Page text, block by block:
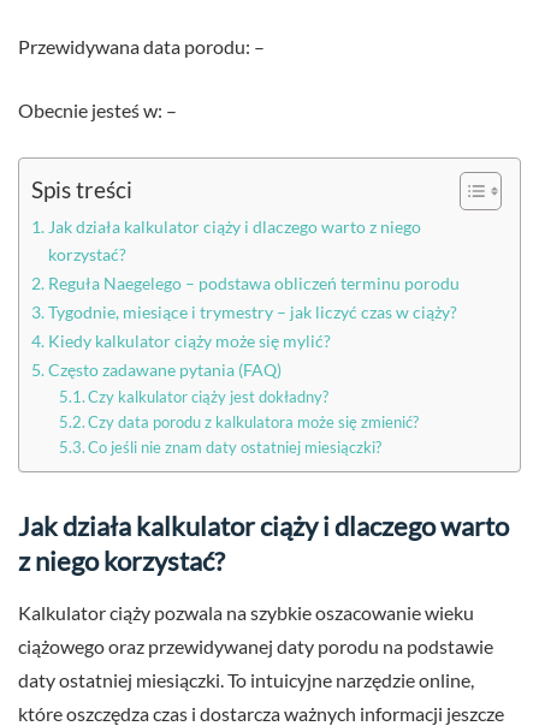
Przewidywana data porodu: –
Obecnie jesteś w: –
Spis treści
Jak działa kalkulator ciąży i dlaczego warto z niego
korzystać?
Reguła Naegelego – podstawa obliczeń terminu porodu
Tygodnie, miesiące i trymestry – jak liczyć czas w ciąży?
Kiedy kalkulator ciąży może się mylić?
Często zadawane pytania (FAQ)
Czy kalkulator ciąży jest dokładny?
Czy data porodu z kalkulatora może się zmienić?
Co jeśli nie znam daty ostatniej miesiączki?
Jak działa kalkulator ciąży i dlaczego warto
z niego korzystać?
Kalkulator ciąży pozwala na szybkie oszacowanie wieku
ciążowego oraz przewidywanej daty porodu na podstawie
daty ostatniej miesiączki. To intuicyjne narzędzie online,
które oszczędza czas i dostarcza ważnych informacji jeszcze